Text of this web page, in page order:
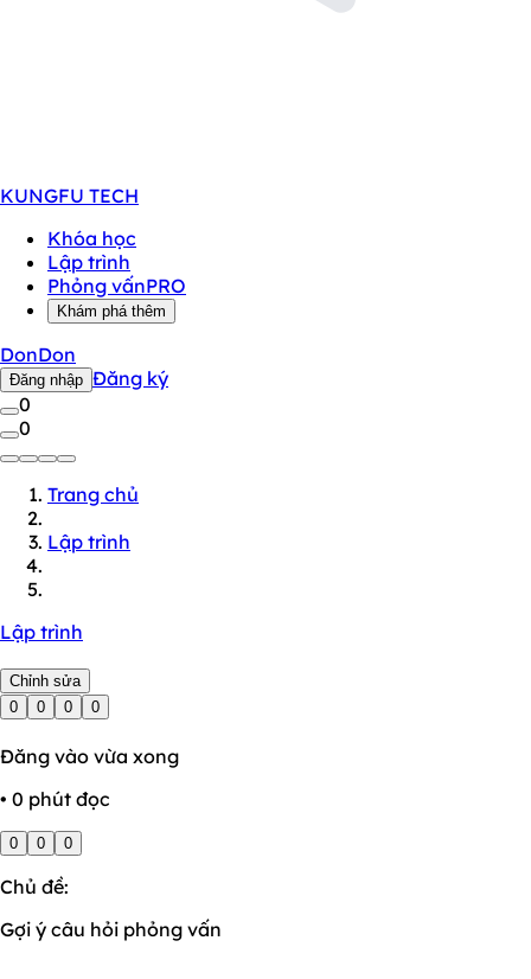
KUNGFU TECH
Khóa học
Lập trình
Phỏng vấnPRO
Khám phá thêm
DonDon
Đăng nhập Đăng ký
0
0
Trang chủ
Lập trình
Lập trình
Chỉnh sửa
0
0 0 0
Đăng vào vừa xong
• 0 phút đọc
0 0 0
Chủ đề:
Gợi ý câu hỏi phỏng vấn